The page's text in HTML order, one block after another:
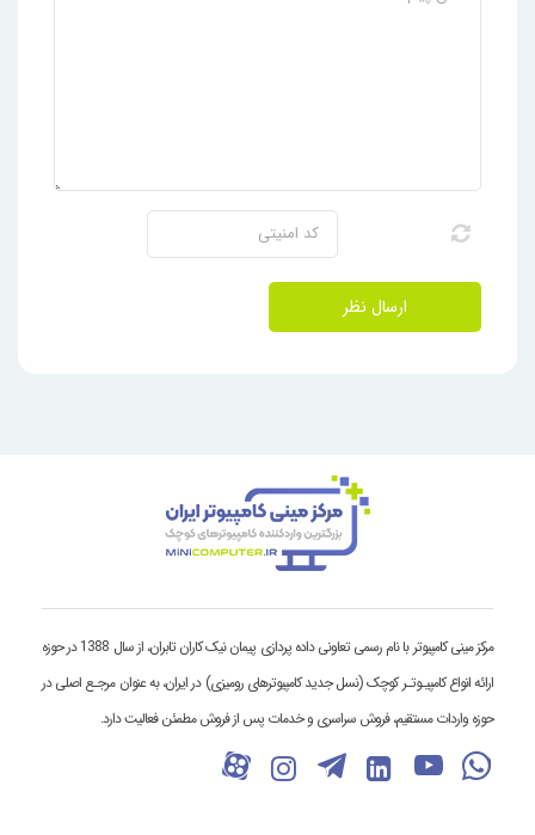
ارسال نظر
مرکز مینی کامپیوتر با نام رسمی تعاونی داده پردازی پیمان نیک کاران تابران، از سال 1388 در حوزه
ارائه انواع کامپیـوتـر کوچک (نسل جدید کامپیوترهای رومیزی) در ایران، به عنوان مرجـع اصلی در
حوزه واردات مستقیم، فروش سراسری و خدمات پس از فروش مطمئن فعالیت دارد.